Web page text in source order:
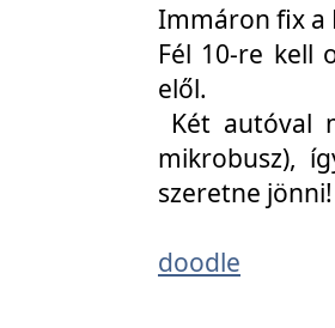
Immáron fix a
Fél 10-re kell
elől.
Két autóval
mikrobusz),
szeretne jönni!
doodle